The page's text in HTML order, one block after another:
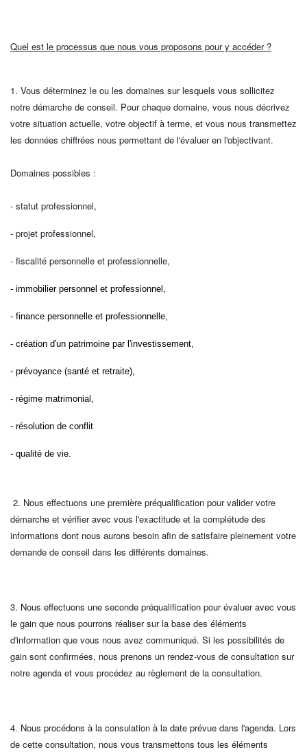
Quel est le processus que nous vous proposons pour y accéder ?
1. Vous déterminez le ou les domaines sur lesquels vous sollicitez
notre démarche de conseil. Pour chaque domaine, vous nous décrivez
votre situation actuelle, votre objectif à terme, et vous nous transmettez
les données chiffrées nous permettant de l'évaluer en l'objectivant.
Domaines possibles :
- statut professionnel,
- projet professionnel,
- fiscalité personnelle et professionnelle,
- immobilier personnel et professionnel,
- finance personnelle et professionnelle,
- création d'un patrimoine par l'investissement,
- prévoyance (santé et retraite),
- régime matrimonial,
- résolution de conflit
- qualité de vie.
2. Nous effectuons une première préqualification pour valider votre
démarche et vérifier avec vous l'exactitude et la complétude des
informations dont nous aurons besoin afin de satisfaire pleinement votre
demande de conseil dans les différents domaines.
3. Nous effectuons une seconde préqualification pour évaluer avec vous
le gain que nous pourrons réaliser sur la base des éléments
d'information que vous nous avez communiqué. Si les possibilités de
gain sont confirmées, nous prenons un rendez-vous de consultation sur
notre agenda et vous procédez au règlement de la consultation.
4. Nous procédons à la consulation à la date prévue dans l'agenda. Lors
de cette consultation, nous vous transmettons tous les éléments